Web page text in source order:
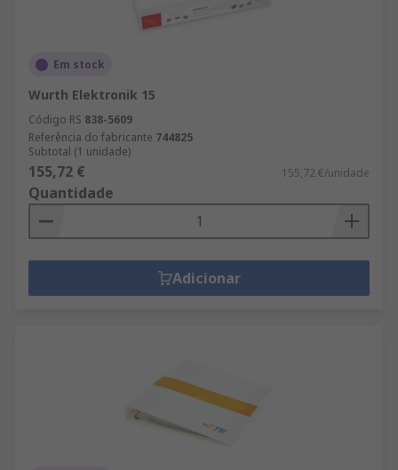
Em stock
Wurth Elektronik 15
Código RS 838-5609
Referência do fabricante 744825
Subtotal (1 unidade)
155,72 € 155,72 €/unidade
Quantidade
Adicionar